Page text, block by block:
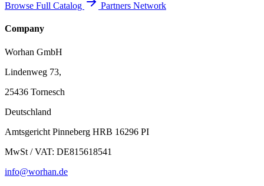
Browse Full Catalog Partners Network
Company
Worhan GmbH
Lindenweg 73,
25436 Tornesch
Deutschland
Amtsgericht Pinneberg HRB 16296 PI
MwSt / VAT: DE815618541
info@worhan.de